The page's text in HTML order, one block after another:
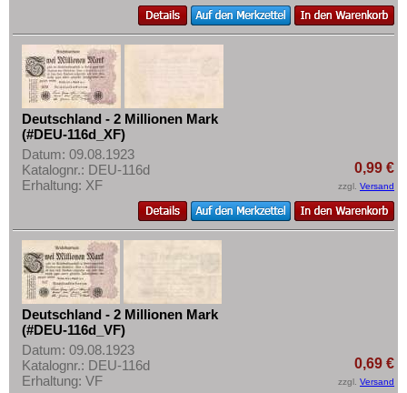
Deutschland - 2 Millionen Mark
(#DEU-116d_XF)
Datum: 09.08.1923
Katalognr.: DEU-116d
Erhaltung: XF
0,99 €
zzgl. Versand
Deutschland - 2 Millionen Mark
(#DEU-116d_VF)
Datum: 09.08.1923
Katalognr.: DEU-116d
Erhaltung: VF
0,69 €
zzgl. Versand